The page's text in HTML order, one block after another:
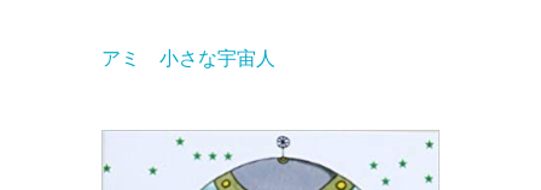
アミ 小さな宇宙人